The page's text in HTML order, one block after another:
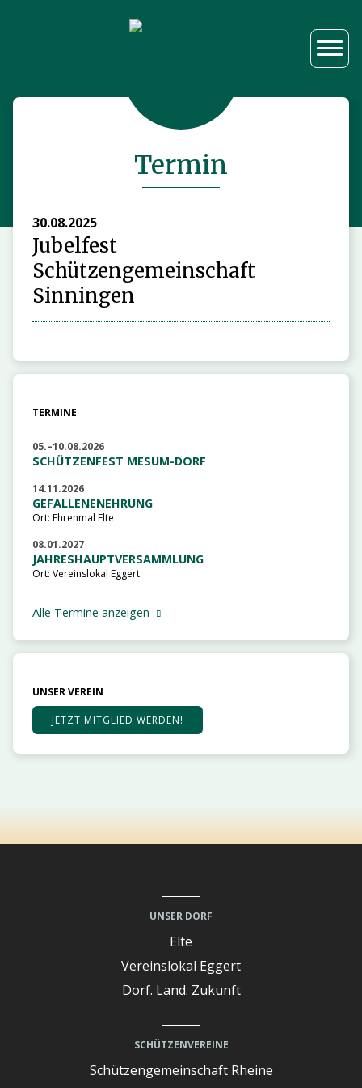
Termin
30.08.2025
Jubelfest
Schützengemeinschaft
Sinningen
TERMINE
05.–10.08.2026
SCHÜTZENFEST MESUM-DORF
14.11.2026
GEFALLENENEHRUNG
Ort: Ehrenmal Elte
08.01.2027
JAHRESHAUPTVERSAMMLUNG
Ort: Vereinslokal Eggert
Alle Termine anzeigen
UNSER VEREIN
JETZT MITGLIED WERDEN!
UNSER DORF
Elte
Vereinslokal Eggert
Dorf. Land. Zukunft
SCHÜTZENVEREINE
Schützengemeinschaft Rheine